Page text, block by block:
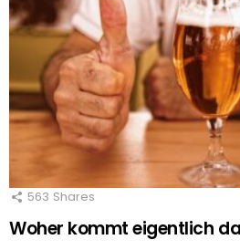
563 Shares
Woher kommt eigentlich